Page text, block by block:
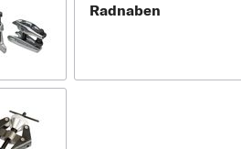
Radnaben